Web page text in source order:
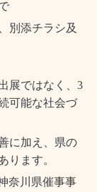
別添チラシ及
ではなく、 3
可能な社会づ
に加え、県の
ります。
奈川県催事事